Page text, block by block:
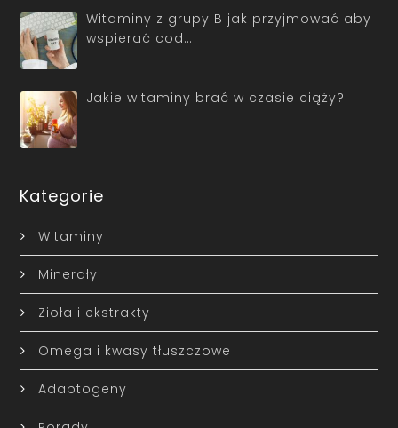
Witaminy z grupy B jak przyjmować aby
wspierać cod…
Jakie witaminy brać w czasie ciąży?
Kategorie
Witaminy
Minerały
Zioła i ekstrakty
Omega i kwasy tłuszczowe
Adaptogeny